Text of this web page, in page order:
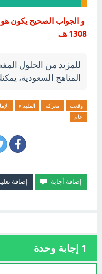
1308 هـ.
للمزيد من الحلول
المناهج السعودية،
وقعت معركة المليداء
عام
1 إجابة وحدة